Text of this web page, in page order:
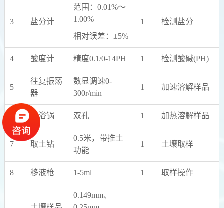
3 盐分计
范围：0.01%～
1.00%
相对误差：±5%
1 检测盐分
4 酸度计 精度0.1/0-14PH 1 检测酸碱(PH)
5
往复振荡
器
数显调速0-
300r/min
1 加速溶解样品
水浴锅 双孔 1 加热溶解样品
7 取土钻
0.5米，带推土
功能
1 土壤取样
8 移液枪 1-5ml 1 取样操作
0.149mm、